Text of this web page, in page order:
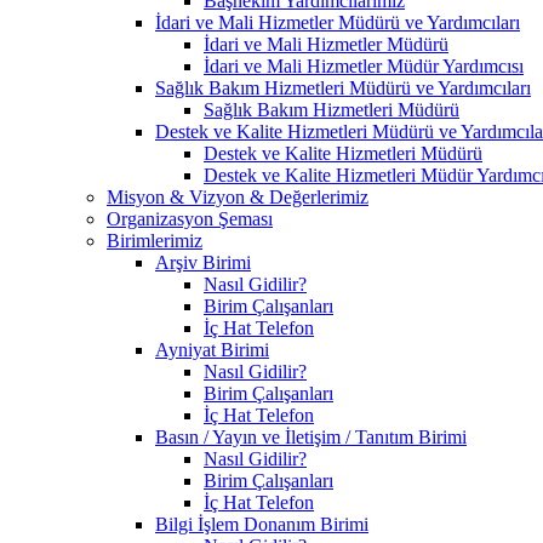
İdari ve Mali Hizmetler Müdürü ve Yardımcıları
İdari ve Mali Hizmetler Müdürü
İdari ve Mali Hizmetler Müdür Yardımcısı
Sağlık Bakım Hizmetleri Müdürü ve Yardımcıları
Sağlık Bakım Hizmetleri Müdürü
Destek ve Kalite Hizmetleri Müdürü ve
Destek ve Kalite Hizmetleri Müdürü
Destek ve Kalite Hizmetleri Müdür
Misyon & Vizyon & Değerlerimiz
Organizasyon Şeması
Birimlerimiz
Arşiv Birimi
Nasıl Gidilir?
Birim Çalışanları
İç Hat Telefon
Ayniyat Birimi
Nasıl Gidilir?
Birim Çalışanları
İç Hat Telefon
Basın / Yayın ve İletişim / Tanıtım Birimi
Nasıl Gidilir?
Birim Çalışanları
İç Hat Telefon
Bilgi İşlem Donanım Birimi